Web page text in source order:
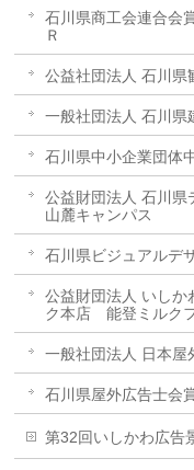
石川県商工会連合
Ｒ
公益社団法人 石川
一般社団法人 石川
石川県中小企業団体
公益財団法人 石川
山麓キャンパス
石川県ビジュアルデ
公益財団法人 いし
ク本店 能登ミルク
一般社団法人 日本
石川県屋外広告士
第32回いしかわ広告